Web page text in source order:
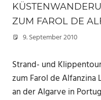
ZUM FAROL DE
9. September 2010
Strand- und
zum Farol de Alfanzina
an der Algarve in